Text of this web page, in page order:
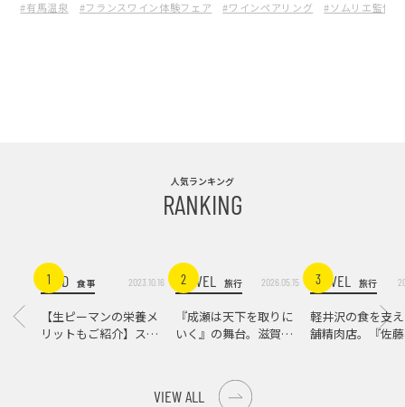
#有馬温泉 #フランスワイン体験フェア #ワインペアリング #ソムリエ監修
人気ランキング
RANKING
1FOOD 食事 2023.10.16
【生ピーマンの栄養メ
リットもご紹介】スパ
2
TRAVEL 旅行 2026.05.15
『成瀬は天下を取りに
いく』の舞台。滋賀県
3
TRAVEL 旅行
軽井沢の食を支
舗精肉店。『佐
VIEW ALL